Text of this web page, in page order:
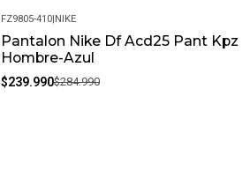
-16%
FZ9805-410|NIKE
Pantalon Nike Df Acd25 Pant Kpz
Hombre-Azul
$239.990$284.990